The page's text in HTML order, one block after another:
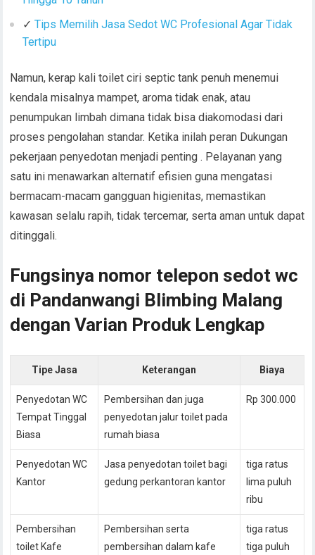
✓ Tips Memilih Jasa Sedot WC Profesional Agar Tidak
Tertipu
Namun, kerap kali toilet ciri septic tank penuh menemui
kendala misalnya mampet, aroma tidak enak, atau
penumpukan limbah dimana tidak bisa diakomodasi dari
proses pengolahan standar. Ketika inilah peran Dukungan
pekerjaan penyedotan menjadi penting . Pelayanan yang
satu ini menawarkan alternatif efisien guna mengatasi
bermacam-macam gangguan higienitas, memastikan
kawasan selalu rapih, tidak tercemar, serta aman untuk dapat
ditinggali.
Fungsinya nomor telepon sedot wc
di Pandanwangi Blimbing Malang
dengan Varian Produk Lengkap
Tipe Jasa Keterangan Biaya
Penyedotan WC
Tempat Tinggal
Biasa
Pembersihan dan juga
penyedotan jalur toilet pada
rumah biasa
Rp 300.000
Penyedotan WC
Kantor
Jasa penyedotan toilet bagi
gedung perkantoran kantor
tiga ratus
lima puluh
ribu
Pembersihan
toilet Kafe
Pembersihan serta
pembersihan dalam kafe
tiga ratus
tiga puluh